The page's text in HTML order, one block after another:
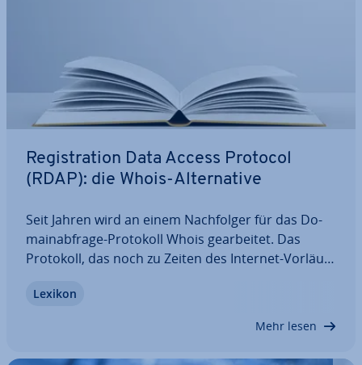
Re­gis­tra­ti­on Data Access Protocol
(RDAP): die Whois-Al­ter­na­ti­ve
Seit Jahren wird an einem Nach­fol­ger für das Do­
main­ab­fra­ge-Protokoll Whois ge­ar­bei­tet. Das
Protokoll, das noch zu Zeiten des Internet-Vor­läu­
de­nen Gründen als nicht mehr zeitgemäß. Mit dem
Lexikon
Mehr lesen